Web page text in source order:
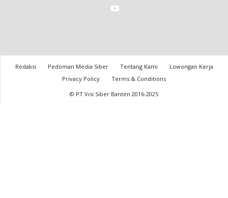
Redaksi Pedoman Media Siber Tentang Kami
Lowongan Kerja
Privacy Policy
Terms & Conditions
© PT Visi Siber Banten 2016-2025